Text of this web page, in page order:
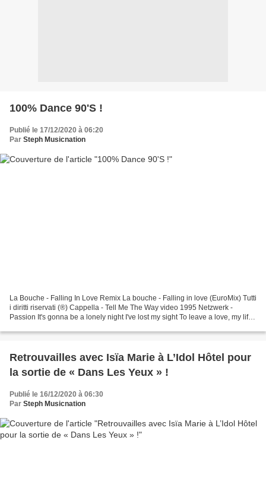
100% Dance 90'S !
Publié le 17/12/2020 à 06:20
Par Steph Musicnation
La Bouche - Falling In Love Remix La bouche - Falling in love (EuroMix) Tutti
i diritti riservati (®) Cappella - Tell Me The Way video 1995 Netzwerk -
Passion It's gonna be a lonely night I've lost my sight To leave a love, my life
Retrouvailles avec Isïa Marie à L’Idol Hôtel pour
la sortie de « Dans Les Yeux » !
Publié le 16/12/2020 à 06:30
Par Steph Musicnation